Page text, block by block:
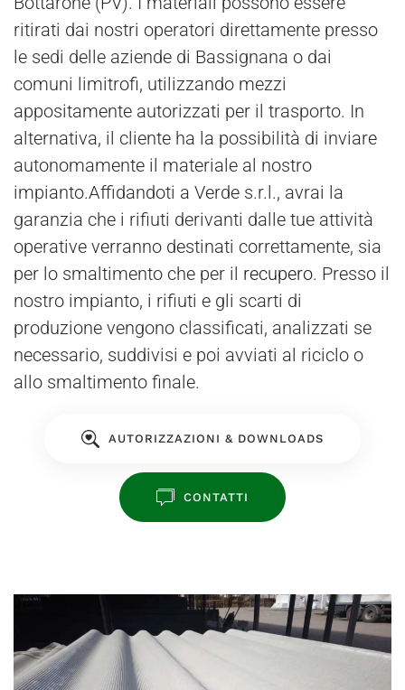
ritirati dai nostri operatori direttamente presso
le sedi delle aziende di Bassignana o dai
comuni limitrofi, utilizzando mezzi
appositamente autorizzati per il trasporto. In
alternativa, il cliente ha la possibilità di inviare
autonomamente il materiale al nostro
impianto.Affidandoti a Verde s.r.l., avrai la
garanzia che i rifiuti derivanti dalle tue attività
operative verranno destinati correttamente, sia
per lo smaltimento che per il recupero. Presso il
nostro impianto, i rifiuti e gli scarti di
produzione vengono classificati, analizzati se
necessario, suddivisi e poi avviati al riciclo o
allo smaltimento finale.
AUTORIZZAZIONI & DOWNLOADS
CONTATTI